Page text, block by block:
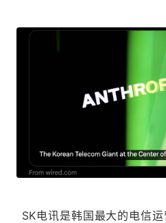
SK电讯是韩国最大的电信